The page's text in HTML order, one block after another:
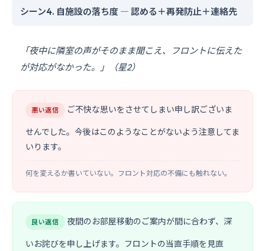
シーン4. 自施設の落ち度 ― 認める＋再発防止＋連絡先
「夜中に隣室の声がそのまま聞こえ、フロントに伝えた
が対応がなかった。」（星2）
悪い返信 ご不快な思いをさせてしまい申し訳ございま
せんでした。今後はこのようなことがないよう注意してま
いります。
何を変えるか書いていない。フロント対応の不備にも触れない。
良い返信 夜間のお部屋移動のご案内が間に合わず、深
いお詫びを申し上げます。フロントの当直手順を見直